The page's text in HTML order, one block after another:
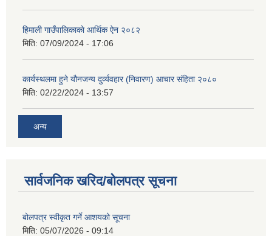
हिमाली गाउँपालिकाकाे आर्थिक ऐन २०८२
मिति: 07/09/2024 - 17:06
कार्यस्थलमा हुने यौनजन्य दुर्व्यवहार (निवारण) आचार संहिता २०८०
मिति: 02/22/2024 - 13:57
अन्य
सार्वजनिक खरिद/बोलपत्र सूचना
बोलपत्र स्वीकृत गर्ने आशयको सूचना
मिति: 05/07/2026 - 09:14